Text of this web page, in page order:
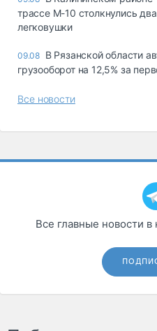
трассе М-10 столкнулись
легковушки
09.08 В Рязанской области
грузооборот на 12,5% за
Все новости
Все главные новости